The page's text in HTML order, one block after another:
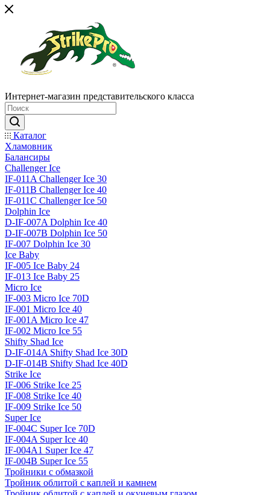
Интернет-магазин представительского класса
Каталог
Хламовник
Балансиры
Challenger Ice
IF-011A Challenger Ice 30
IF-011B Challenger Ice 40
IF-011C Challenger Ice 50
Dolphin Ice
D-IF-007A Dolphin Ice 40
D-IF-007B Dolphin Ice 50
IF-007 Dolphin Ice 30
Ice Baby
IF-005 Ice Baby 24
IF-013 Ice Baby 25
Micro Ice
IF-003 Micro Ice 70D
IF-001 Micro Ice 40
IF-001A Micro Ice 47
IF-002 Micro Ice 55
Shifty Shad Ice
D-IF-014A Shifty Shad Ice 30D
D-IF-014B Shifty Shad Ice 40D
Strike Ice
IF-006 Strike Ice 25
IF-008 Strike Ice 40
IF-009 Strike Ice 50
Super Ice
IF-004C Super Ice 70D
IF-004A Super Ice 40
IF-004A1 Super Ice 47
IF-004B Super Ice 55
Тройники с обмазкой
Тройник облитой с каплей и камнем